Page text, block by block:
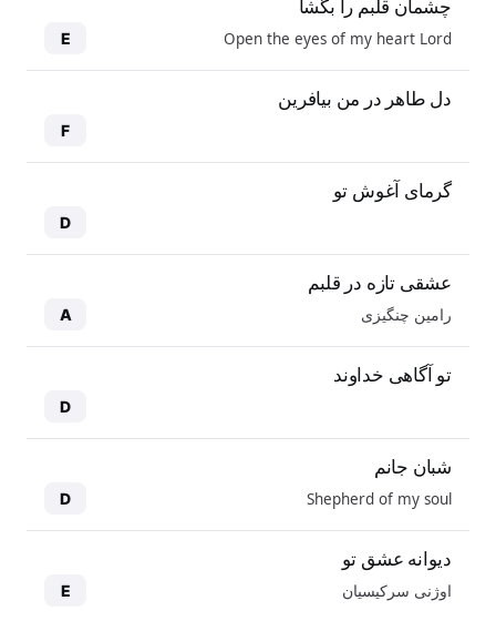
چشمان قلبم را بگشا
Open the eyes of my heart Lord
E
دل طاهر در من بیافرین
F
گرمای آغوش تو
D
عشقی تازه در قلبم
رامین چنگیزی A
تو آگاهی خداوند
D
شبان جانم
Shepherd of my soul
D
دیوانه عشق تو
اوژنی سرکیسیان E